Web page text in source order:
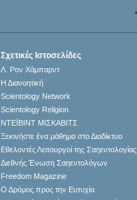
Σχετικές Ιστοσελίδες
Λ. Ρον Χάμπαρντ
Η Διανοητική
Scientology Network
Scientology Religion
ΝΤΕΪΒΙΝΤ ΜΙΣΚAΒΙΤΣ
Ξεκινήστε ένα μάθημα στο Διαδίκτυο
Εθελοντές Λειτουργοί της Σαηεντολογίας
Διεθνής Ένωση Σαηεντολόγων
Freedom Magazine
Ο Δρόμος προς την Ευτυχία